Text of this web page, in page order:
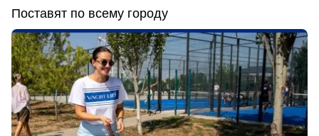
Поставят по всему городу